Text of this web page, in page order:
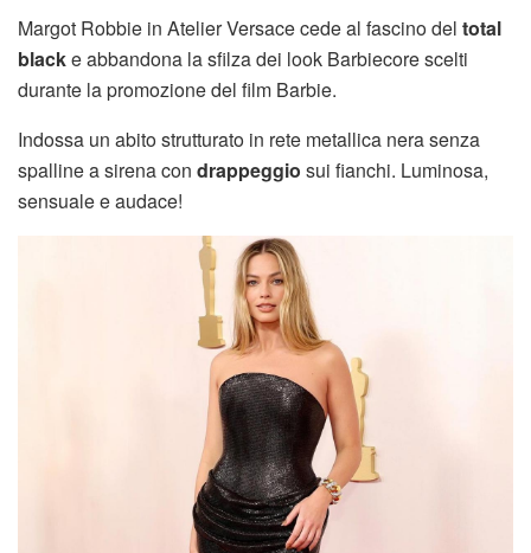
Margot Robbie in Atelier Versace cede al fascino del total
blacke abbandona la sfilza dei look Barbiecore scelti
durante la promozione del film Barbie.
Indossa un abito strutturato in rete metallica nera senza
spalline a sirena con drappeggio sui fianchi. Luminosa,
sensuale e audace!